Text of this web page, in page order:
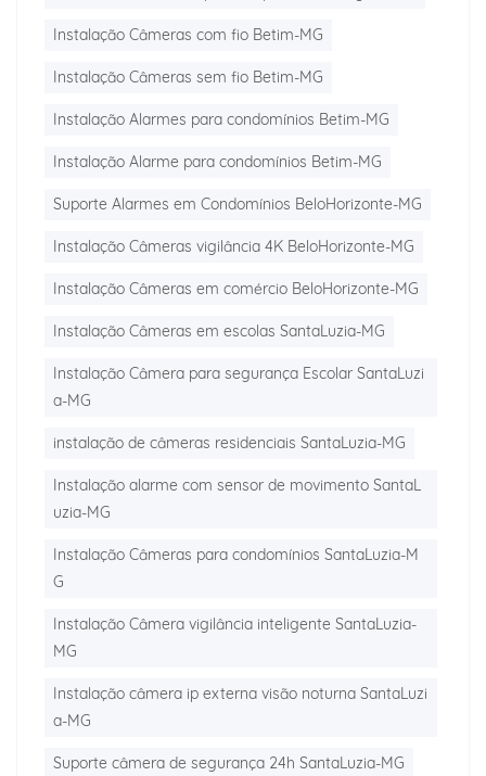
Instalação Câmeras com fio Betim-MG
Instalação Câmeras sem fio Betim-MG
Instalação Alarmes para condomínios Betim-MG
Instalação Alarme para condomínios Betim-MG
Suporte Alarmes em Condomínios BeloHorizonte-MG
Instalação Câmeras vigilância 4K BeloHorizonte-MG
Instalação Câmeras em comércio BeloHorizonte-MG
Instalação Câmeras em escolas SantaLuzia-MG
Instalação Câmera para segurança Escolar SantaLuzi
a-MG
instalação de câmeras residenciais SantaLuzia-MG
Instalação alarme com sensor de movimento SantaL
uzia-MG
Instalação Câmeras para condomínios SantaLuzia-M
G
Instalação Câmera vigilância inteligente SantaLuzia-
MG
Instalação câmera ip externa visão noturna SantaLuzi
a-MG
Suporte câmera de segurança 24h SantaLuzia-MG